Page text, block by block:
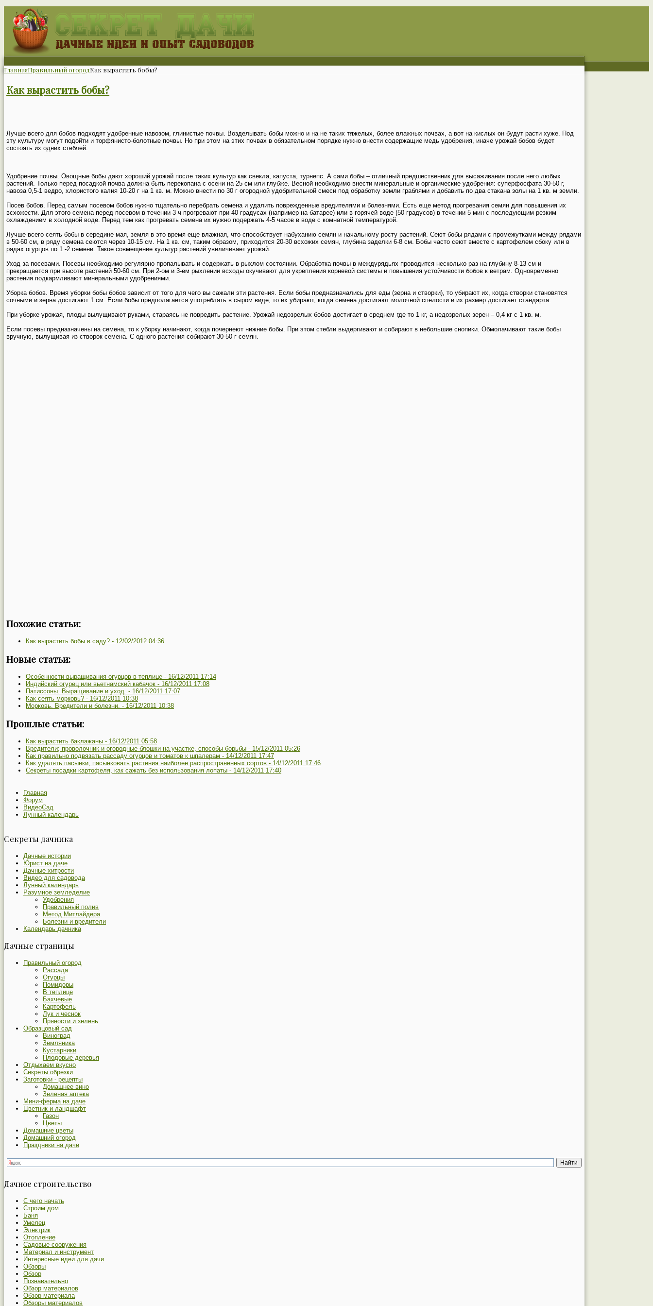
ГлавнаяПравильный огородКак вырастить бобы?
Как вырастить бобы?
Лучше всего для бобов подходят удобренные навозом, глинистые почвы. Возделывать бобы можно и на не таких тяжелых, более влажных почвах, а вот на кислых он будут расти хуже. Под
эту культуру могут подойти и торфянисто-болотные почвы. Но при этом на этих почвах в обязательном порядке нужно внести содержащие медь удобрения, иначе урожай бобов будет
состоять их одних стеблей.
Удобрение почвы. Овощные бобы дают хороший урожай после таких культур как свекла, капуста, турнепс. А сами бобы – отличный предшественник для высаживания после него любых
растений. Только перед посадкой почва должна быть перекопана с осени на 25 см или глубже. Весной необходимо внести минеральные и органические удобрения: суперфосфата 30-50 г,
навоза 0,5-1 ведро, хлористого калия 10-20 г на 1 кв. м. Можно внести по 30 г огородной удобрительной смеси под обработку земли граблями и добавить по два стакана золы на 1 кв. м земли.
Посев бобов. Перед самым посевом бобов нужно тщательно перебрать семена и удалить поврежденные вредителями и болезнями. Есть еще метод прогревания семян для повышения их
всхожести. Для этого семена перед посевом в течении 3 ч прогревают при 40 градусах (например на батарее) или в горячей воде (50 градусов) в течении 5 мин с последующим резким
охлаждением в холодной воде. Перед тем как прогревать семена их нужно подержать 4-5 часов в воде с комнатной температурой.
Лучше всего сеять бобы в середине мая, земля в это время еще влажная, что способствует набуханию семян и начальному росту растений. Сеют бобы рядами с промежутками между рядами
в 50-60 см, в ряду семена сеются через 10-15 см. На 1 кв. см, таким образом, приходится 20-30 всхожих семян, глубина заделки 6-8 см. Бобы часто сеют вместе с картофелем сбоку или в
рядах огурцов по 1 -2 семени. Такое совмещение культур растений увеличивает урожай.
Уход за посевами. Посевы необходимо регулярно пропалывать и содержать в рыхлом состоянии. Обработка почвы в междурядьях проводится несколько раз на глубину 8-13 см и
прекращается при высоте растений 50-60 см. При 2-ом и 3-ем рыхлении всходы окучивают для укрепления корневой системы и повышения устойчивости бобов к ветрам. Одновременно
растения подкармливают минеральными удобрениями.
Уборка бобов. Время уборки бобы бобов зависит от того для чего вы сажали эти растения. Если бобы предназначались для еды (зерна и створки), то убирают их, когда створки становятся
сочными и зерна достигают 1 см. Если бобы предполагается употреблять в сыром виде, то их убирают, когда семена достигают молочной спелости и их размер достигает стандарта.
При уборке урожая, плоды вылущивают руками, стараясь не повредить растение. Урожай недозрелых бобов достигает в среднем где то 1 кг, а недозрелых зерен – 0,4 кг с 1 кв. м.
Если посевы предназначены на семена, то к уборку начинают, когда почернеют нижние бобы. При этом стебли выдергивают и собирают в небольшие снопики. Обмолачивают такие бобы
вручную, вылущивая из створок семена. С одного растения собирают 30-50 г семян.
Похожие статьи:
Как вырастить бобы в саду? - 12/02/2012 04:36
Новые статьи:
Особенности выращивания огурцов в теплице - 16/12/2011 17:14
Индийский огурец или вьетнамский кабачок - 16/12/2011 17:08
Патиссоны. Выращивание и уход. - 16/12/2011 17:07
Как сеять морковь? - 16/12/2011 10:38
Морковь. Вредители и болезни. - 16/12/2011 10:38
Прошлые статьи:
Как вырастить баклажаны - 16/12/2011 05:58
Вредители; проволочник и огородные блошки на участке, способы борьбы - 15/12/2011 05:26
Как правильно подвязать рассаду огурцов и томатов к шпалерам - 14/12/2011 17:47
Как удалять пасынки, пасынковать растения наиболее распространенных сортов - 14/12/2011 17:46
Секреты посадки картофеля, как сажать без использования лопаты - 14/12/2011 17:40
Главная
Форум
ВидеоСад
Лунный календарь
Секреты дачника
Дачные истории
Юрист на даче
Дачные хитрости
Видео для садовода
Лунный календарь
Разумное земледелие
Удобрения
Правильный полив
Метод Митлайдера
Болезни и вредители
Календарь дачника
Дачные страницы
Правильный огород
Рассада
Огурцы
Помидоры
В теплице
Бахчевые
Картофель
Лук и чеснок
Пряности и зелень
Образцовый сад
Виноград
Земляника
Кустарники
Плодовые деревья
Отдыхаем вкусно
Секреты обрезки
Заготовки - рецепты
Домашнее вино
Зеленая аптека
Мини-ферма на даче
Цветник и ландшафт
Газон
Цветы
Домашние цветы
Домашний огород
Праздники на даче
Дачное строительство
С чего начать
Строим дом
Баня
Умелец
Электрик
Отопление
Садовые сооружения
Материал и инструмент
Интересные идеи для дачи
Обзоры
Обзор
Познавательно
Обзор материалов
Обзор материала
Обзоры материалов